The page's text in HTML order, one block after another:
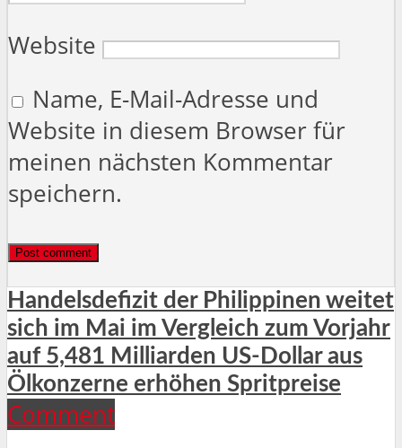
Website
Name, E-Mail-Adresse und
Website in diesem Browser für
meinen nächsten Kommentar
speichern.
Handelsdefizit der Philippinen weitet
sich im Mai im Vergleich zum Vorjahr
auf 5,481 Milliarden US-Dollar aus
Ölkonzerne erhöhen Spritpreise
Comment